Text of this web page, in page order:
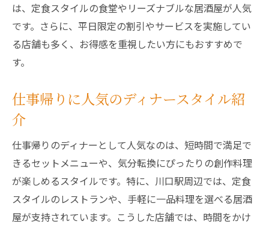
安い価格で一人ディナーを満喫する方法
夜ご飯おすすめ店で一人時間を充実
は、定食スタイルの食堂やリーズナブルな居酒屋が人気
です。さらに、平日限定の割引やサービスを実施してい
る店舗も多く、お得感を重視したい方にもおすすめで
す。
仕事帰りに人気のディナースタイル紹
介
仕事帰りのディナーとして人気なのは、短時間で満足で
きるセットメニューや、気分転換にぴったりの創作料理
が楽しめるスタイルです。特に、川口駅周辺では、定食
スタイルのレストランや、手軽に一品料理を選べる居酒
屋が支持されています。こうした店舗では、時間をかけ